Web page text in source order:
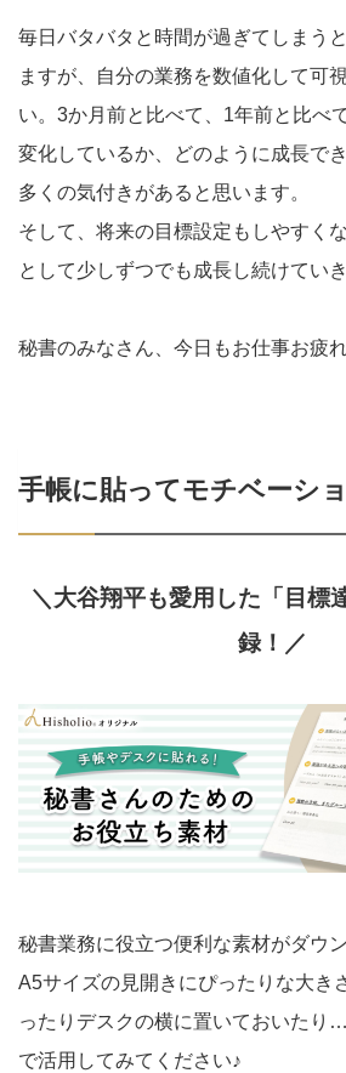
毎日バタバタと時間が過ぎてしまう
ますが、自分の業務を数値化して可
い。3か月前と比べて、1年前と比べ
変化しているか、どのように成長で
多くの気付きがあると思います。
そして、将来の目標設定もしやすく
として少しずつでも成長し続けてい
秘書のみなさん、今日もお仕事お疲
手帳に貼ってモチベーシ
＼大谷翔平も愛用した「目標
録！／
秘書業務に役立つ便利な素材がダウ
A5サイズの見開きにぴったりな大き
ったりデスクの横に置いておいた
で活用してみてください♪